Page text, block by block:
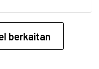
berkaitan